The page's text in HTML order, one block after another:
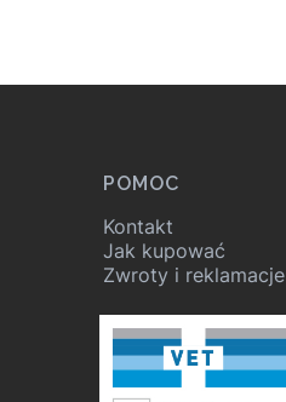
POMOC
Kontakt
Jak kupować
Zwroty i reklamacje